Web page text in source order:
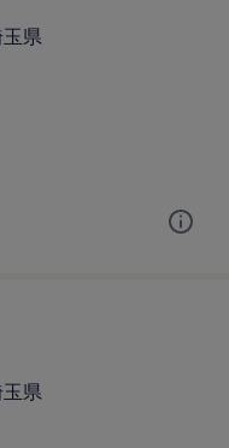
県
県